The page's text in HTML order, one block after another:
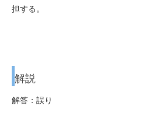
担する。
解説
解答：誤り